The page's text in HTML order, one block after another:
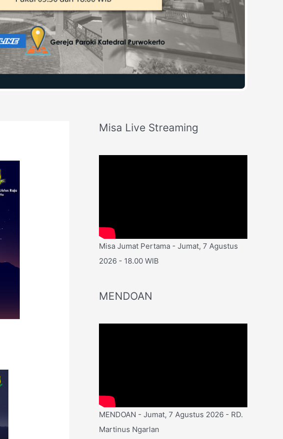
Misa Live Streaming
Misa Jumat Pertama - Jumat, 7 Agustus
2026 - 18.00 WIB
MENDOAN
MENDOAN - Jumat, 7 Agustus 2026 - RD.
Martinus Ngarlan